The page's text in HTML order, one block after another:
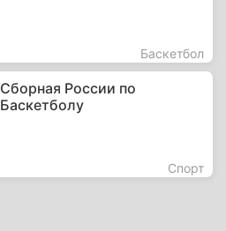
Баскетбол
Сборная России по
Баскетболу
Спорт